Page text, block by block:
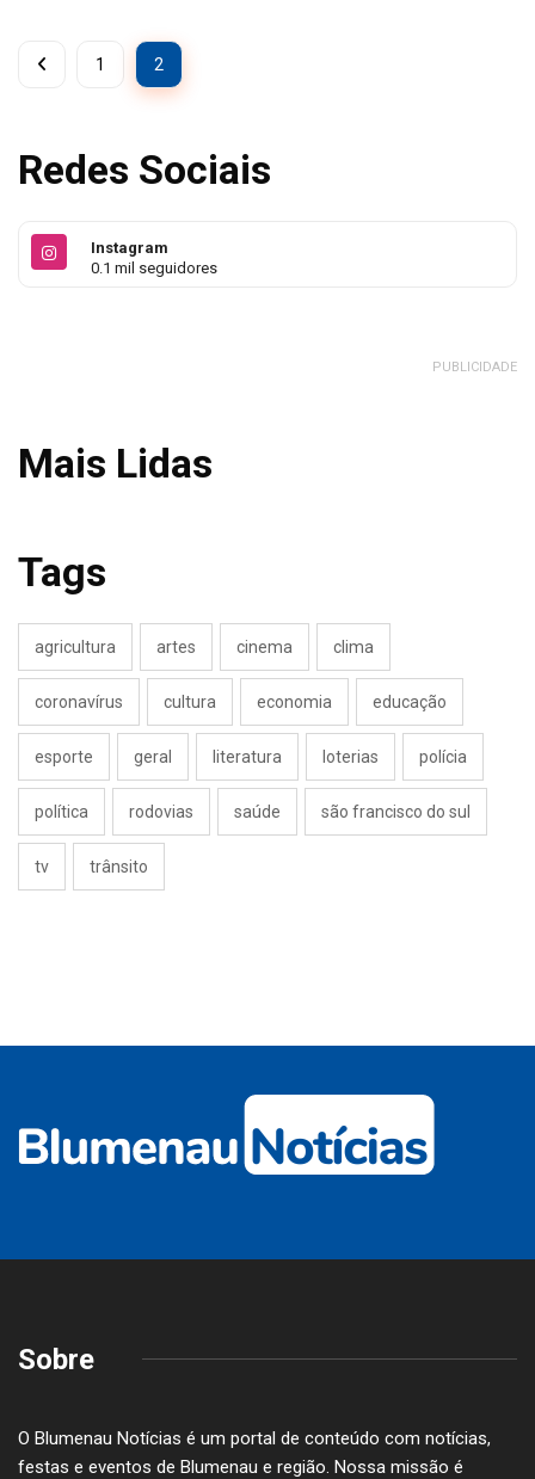
1 2
Redes Sociais
Instagram
0.1 mil seguidores
PUBLICIDADE
Mais Lidas
Tags
agricultura artes cinema clima
coronavírus cultura economia educação
esporte geral literatura loterias polícia
política rodovias saúde são francisco do sul
tv trânsito
Sobre
O Blumenau Notícias é um portal de conteúdo com notícias,
festas e eventos de Blumenau e região. Nossa missão é